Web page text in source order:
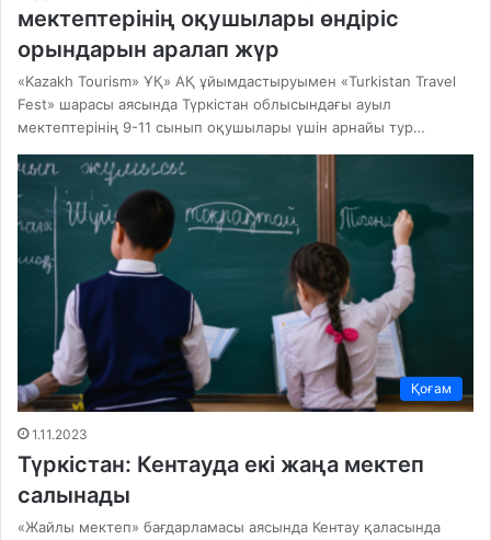
мектептерінің оқушылары өндіріс
орындарын аралап жүр
«Kazakh Tourism» ҰҚ» АҚ ұйымдастыруымен «Turkistan Travel
Fest» шарасы аясында Түркістан облысындағы ауыл
мектептерінің 9-11 сынып оқушылары үшін арнайы тур…
Қоғам
1.11.2023
Түркістан: Кентауда екі жаңа мектеп
салынады
«Жайлы мектеп» бағдарламасы аясында Кентау қаласында